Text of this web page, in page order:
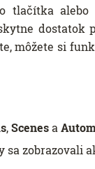
tlačítka alebo
dostatok
môžete si
, Scenes a
zobrazovali